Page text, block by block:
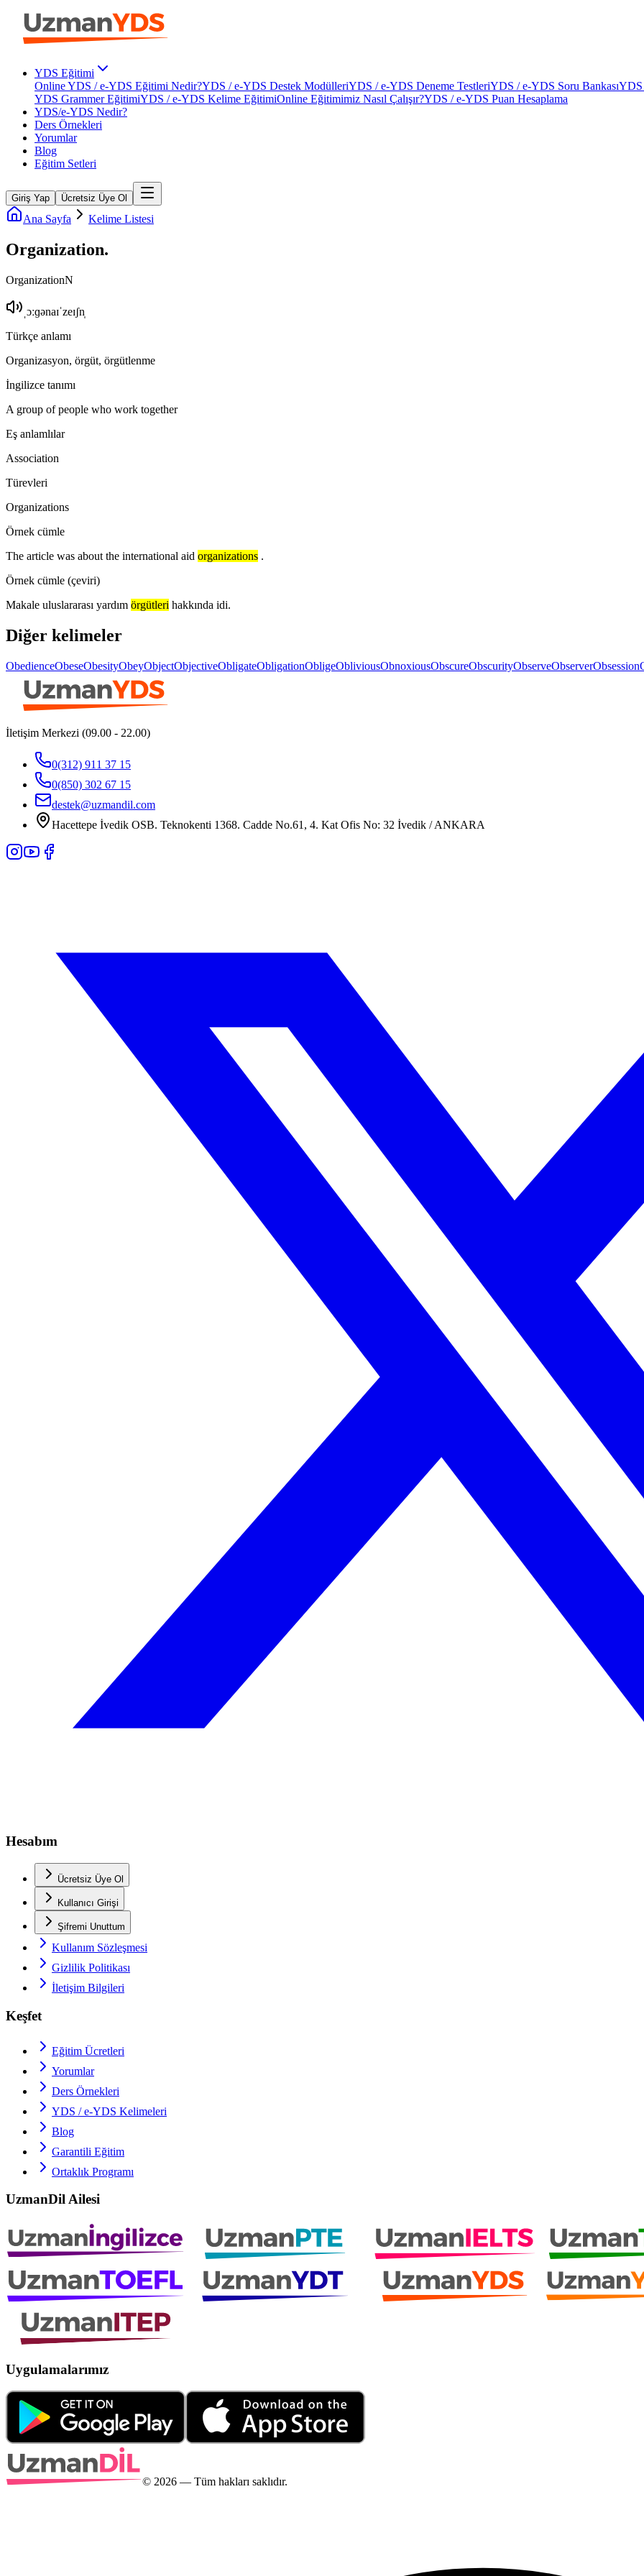
YDS Eğitimi
Online YDS / e-YDS Eğitimi Nedir?YDS / e-YDS Destek ModülleriYDS / e-YDS Deneme TestleriYDS / e-YDS Soru BankasıYDS
YDS Grammer EğitimiYDS / e-YDS Kelime EğitimiOnline Eğitimimiz Nasıl Çalışır?YDS / e-YDS Puan Hesaplama
YDS/e-YDS Nedir?
Ders Örnekleri
Yorumlar
Blog
Eğitim Setleri
Giriş Yap Ücretsiz Üye Ol
Ana Sayfa Kelime Listesi
Organization.
OrganizationN
ˌɔːɡənaɪˈzeɪʃn̩
Türkçe anlamı
Organizasyon, örgüt, örgütlenme
İngilizce tanımı
A group of people who work together
Eş anlamlılar
Association
Türevleri
Organizations
Örnek cümle
The article was about the international aid organizations .
Örnek cümle (çeviri)
Makale uluslararası yardım örgütleri hakkında idi.
Diğer kelimeler
ObedienceObeseObesityObeyObjectObjectiveObligateObligationObligeObliviousObnoxiousObscureObscurityObserveObserverObsession
İletişim Merkezi (09.00 - 22.00)
0(312) 911 37 15
0(850) 302 67 15
destek@uzmandil.com
Hacettepe İvedik OSB. Teknokenti 1368. Cadde No.61, 4. Kat Ofis No: 32 İvedik / ANKARA
Hesabım
Ücretsiz Üye Ol
Kullanıcı Girişi
Şifremi Unuttum
Kullanım Sözleşmesi
Gizlilik Politikası
İletişim Bilgileri
Keşfet
Eğitim Ücretleri
Yorumlar
Ders Örnekleri
YDS / e-YDS Kelimeleri
Blog
Garantili Eğitim
Ortaklık Programı
UzmanDil Ailesi
Uygulamalarımız
© 2026 — Tüm hakları saklıdır.